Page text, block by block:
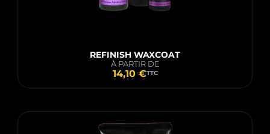
REFINISH WAXCOAT
À PARTIR DE
14,10 €TTC